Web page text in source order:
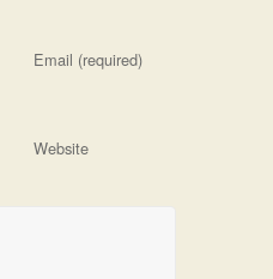
Email (required)
Website